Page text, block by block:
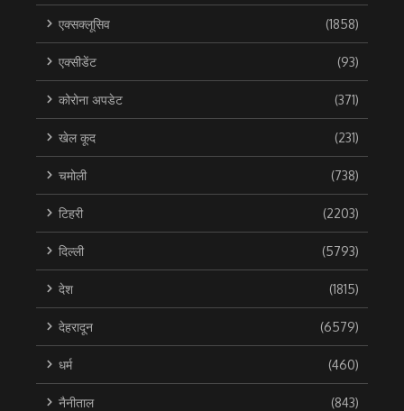
एक्सक्लूसिव (1858)
एक्सीडेंट (93)
कोरोना अपडेट (371)
खेल कूद (231)
चमोली (738)
टिहरी (2203)
दिल्ली (5793)
देश (1815)
देहरादून (6579)
धर्म (460)
नैनीताल (843)